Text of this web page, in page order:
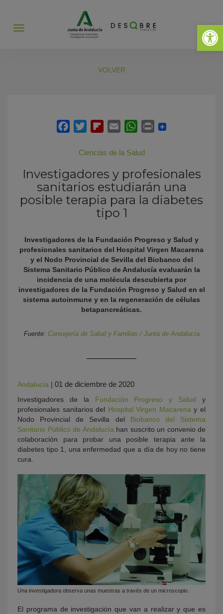
Abrir
Abrir
VOLVER
Ciencias de la Salud
Investigadores y profesionales
sanitarios estudiarán una
posible terapia para la diabetes
tipo 1
Investigadores de la Fundación Progreso y Salud y
profesionales sanitarios del Hospital Virgen Macarena
y el Nodo Provincial de Sevilla del Biobanco del
Sistema Sanitario Público de Andalucía evaluarán la
incidencia de una molécula descubierta por
investigadores de la Fundación Progreso y Salud en el
sistema autoinmune y en la regeneración de células
betapancreáticas.
Fuente: Consejería de Salud y Familias / Junta de Andalucía
Andalucía | 01 de diciembre de 2020
Investigadores de la Fundación Progreso y Saludy
profesionales sanitarios del Hospital Virgen Macarena y el
Nodo Provincial de Sevilla del Biobanco del Sistema
Sanitario Público de Andalucía han suscrito un convenio de
colaboración para probar una posible terapia ante la
diabetes tipo 1, una enfermedad que a día de hoy no tiene
cura.
Una investigadora observa unas muestras a través de un microscopio.
El programa de investigación que van a realizar y que es